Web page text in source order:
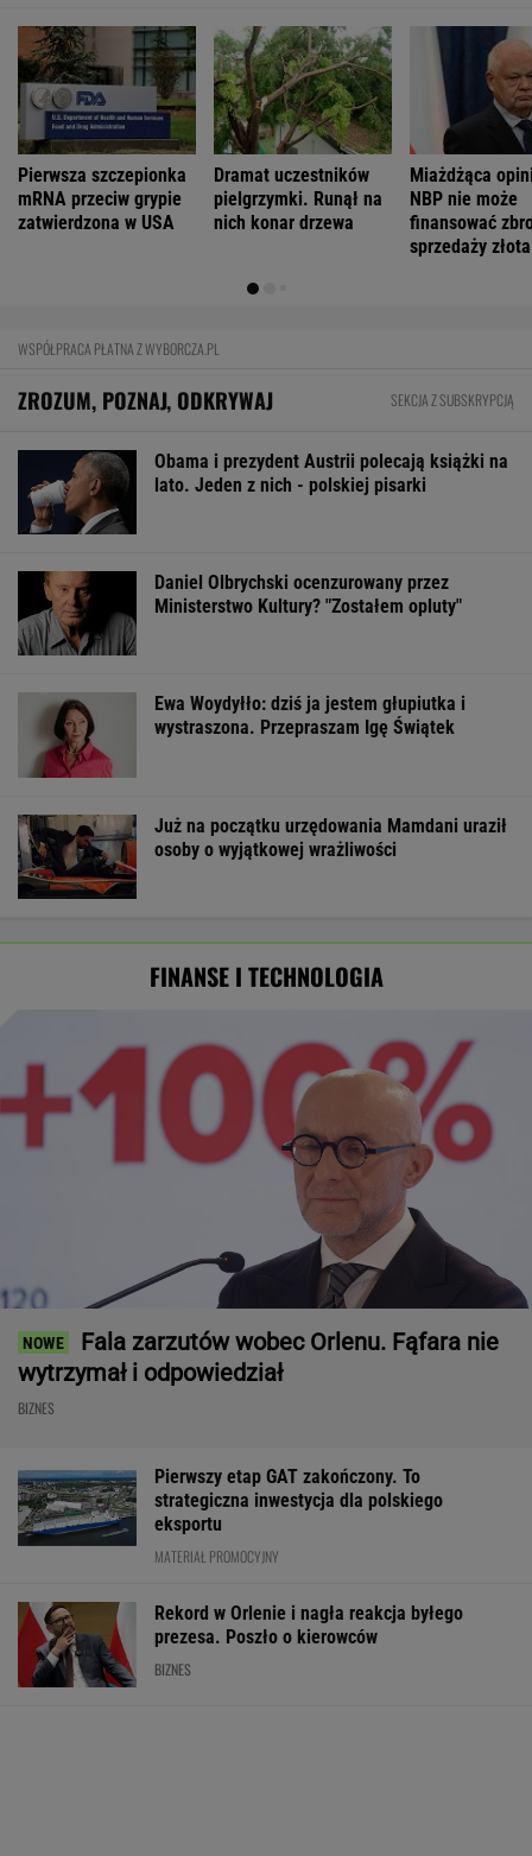
Pierwsza szczepionka
mRNA przeciw grypie
zatwierdzona w USA
Dramat uczestników
pielgrzymki. Runął na
nich konar drzewa
Miażdżąca
NBP nie może
finansować
sprzedaży złota
WSPÓŁPRACA PŁATNA Z WYBORCZA.PL
ZROZUM, POZNAJ, ODKRYWAJ SEKCJA Z SUBSKRYPCJĄ
Obama i prezydent Austrii polecają książki na
lato. Jeden z nich - polskiej pisarki
Daniel Olbrychski ocenzurowany przez
Ministerstwo Kultury? "Zostałem opluty"
Ewa Woydyłło: dziś ja jestem głupiutka i
wystraszona. Przepraszam Igę Świątek
Już na początku urzędowania Mamdani uraził
osoby o wyjątkowej wrażliwości
FINANSE I TECHNOLOGIA
Fala zarzutów wobec Orlenu. Fąfara nie
wytrzymał i odpowiedział
BIZNES
Pierwszy etap GAT zakończony. To
strategiczna inwestycja dla polskiego
eksportu
MATERIAŁ PROMOCYJNY
Rekord w Orlenie i nagła reakcja byłego
prezesa. Poszło o kierowców
BIZNES